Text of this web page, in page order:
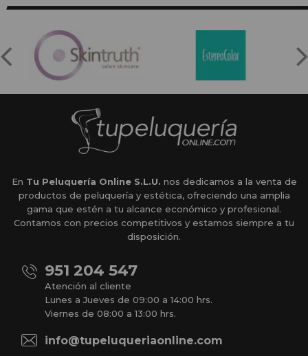
En Tu Peluquería Online S.L.U. nos dedicamos a la venta de
productos de peluquería y estética, ofreciendo una amplia
gama que estén a tu alcance económico y profesional.
Contamos con precios competitivos y estamos siempre a tu
disposición.
951 204 547
Atención al cliente
Lunes a Jueves de 09:00 a 14:00 hrs.
Viernes de 08:00 a 13:00 hrs.
info@tupeluqueriaonline.com